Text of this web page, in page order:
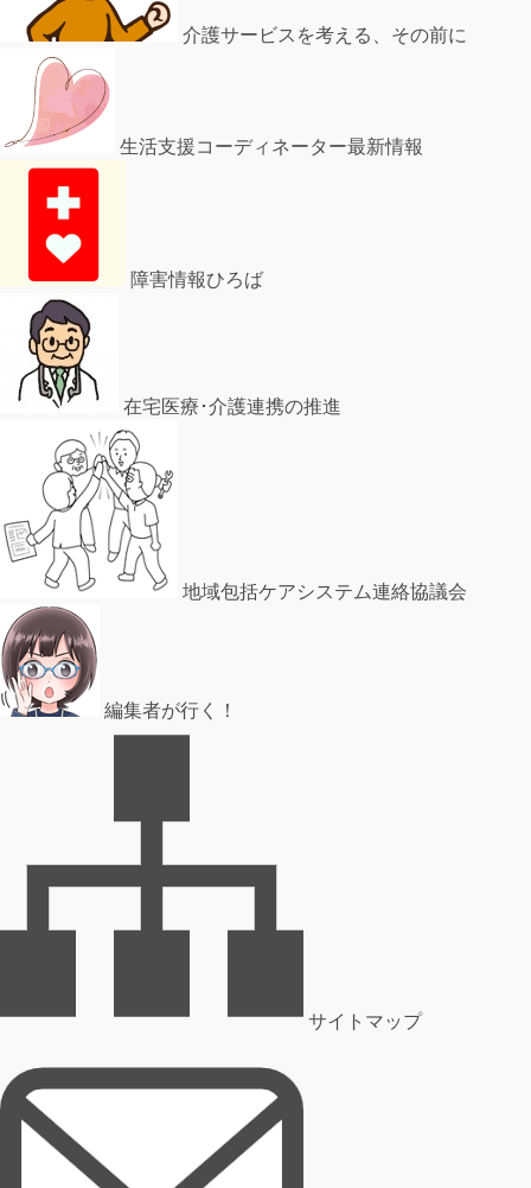
介護サービスを考える、その前に
生活支援コーディネーター最新情報
障害情報ひろば
在宅医療･介護連携の推進
地域包括ケアシステム連絡協議会
編集者が行く！
サイトマップ